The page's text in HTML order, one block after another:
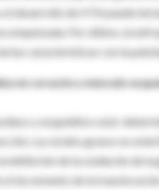
el desarrollo de HTA puede
Por último, la
características con la
en corazón y músculo
y esquelético está
Los ácidos grasos no
inhibición de la oxidación de
el incremento de la